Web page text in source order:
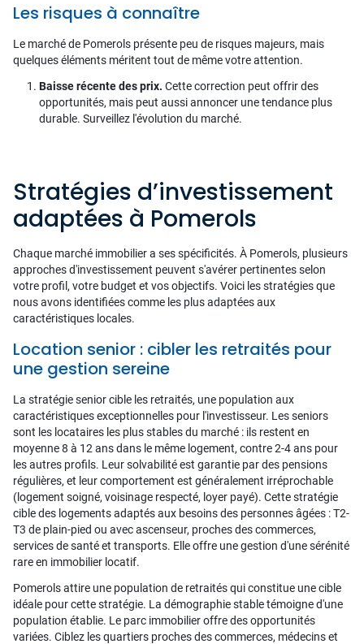
Les risques à connaître
Le marché de Pomerols présente peu de risques majeurs, mais
quelques éléments méritent tout de même votre attention.
Baisse récente des prix. Cette correction peut offrir des
opportunités, mais peut aussi annoncer une tendance plus
durable. Surveillez l'évolution du marché.
Stratégies d’investissement
adaptées à Pomerols
Chaque marché immobilier a ses spécificités. À Pomerols, plusieurs
approches d'investissement peuvent s'avérer pertinentes selon
votre profil, votre budget et vos objectifs. Voici les stratégies que
nous avons identifiées comme les plus adaptées aux
caractéristiques locales.
Location senior : cibler les retraités pour
une gestion sereine
La stratégie senior cible les retraités, une population aux
caractéristiques exceptionnelles pour l'investisseur. Les seniors
sont les locataires les plus stables du marché : ils restent en
moyenne 8 à 12 ans dans le même logement, contre 2-4 ans pour
les autres profils. Leur solvabilité est garantie par des pensions
régulières, et leur comportement est généralement irréprochable
(logement soigné, voisinage respecté, loyer payé). Cette stratégie
cible des logements adaptés aux besoins des personnes âgées : T2-
T3 de plain-pied ou avec ascenseur, proches des commerces,
services de santé et transports. Elle offre une gestion d'une sérénité
rare en immobilier locatif.
Pomerols attire une population de retraités qui constitue une cible
idéale pour cette stratégie. La démographie stable témoigne d'une
population établie. Le parc immobilier offre des opportunités
variées. Ciblez les quartiers proches des commerces, médecins et